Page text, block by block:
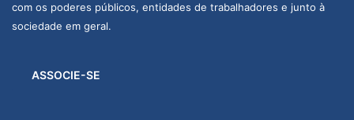
com os poderes públicos, entidades de trabalhadores e junto à
sociedade em geral.
ASSOCIE-SE